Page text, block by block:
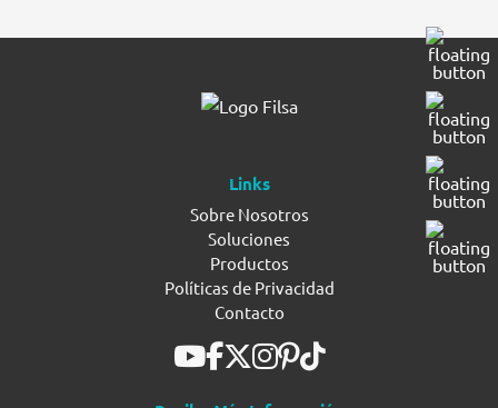
Links
Sobre Nosotros
Soluciones
Productos
Políticas de Privacidad
Contacto